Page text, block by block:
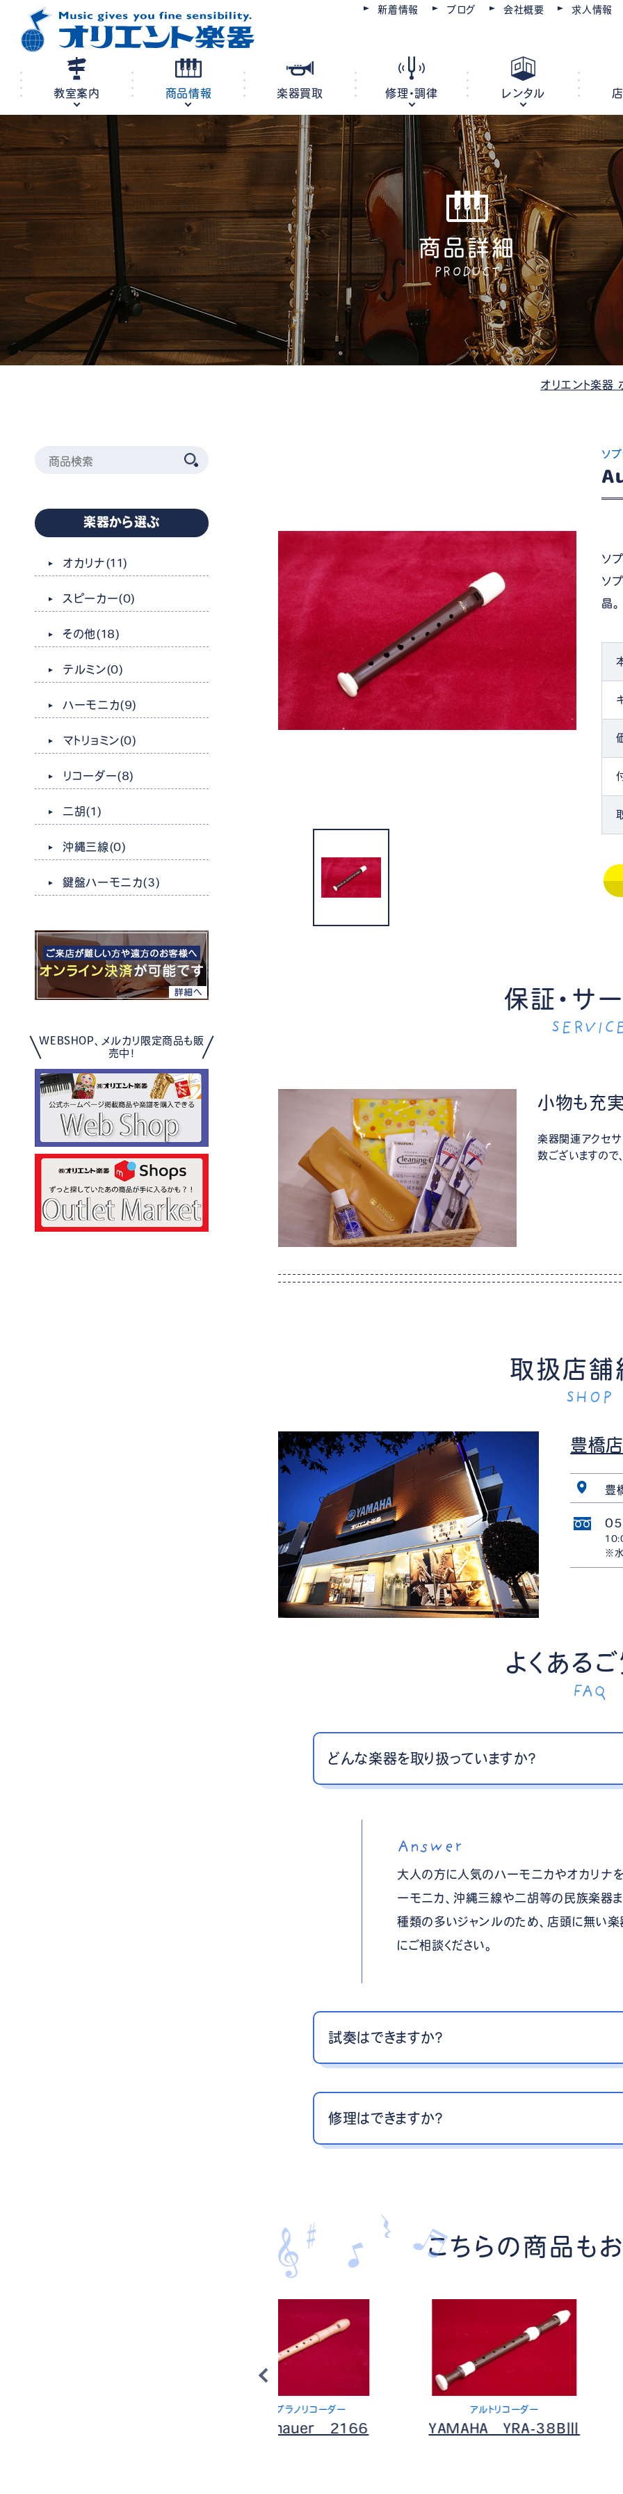
新着情報 ブログ 会社概要 求人情報
教室案内
教室案内
コースを選ぶ レッスン会場
商品情報
商品情報
ピアノ 電子ピアノ
オルガン
キーボード
防音・調音 各種楽器
楽器買取 修理・調律
修理・調律
ピアノ調律・修理 管楽器修理・メンテナンス
レンタル
レンタル
楽器レンタル 教室レンタル
店舗案内
豊橋店
商品詳細
PRODUCT
オリエント楽器
楽器から選ぶ
オカリナ(11)
スピーカー(0)
その他(18)
テルミン(0)
ハーモニカ(9)
マトリョミン(0)
リコーダー(8)
二胡(1)
沖縄三線(0)
鍵盤ハーモニカ(3)
WEBSHOP、メルカリ限定商品も販
売中！
ソ
ソ
ソ
晶。
保証・サ
小物も充
楽器関連アクセサ
数ございますので
取扱店舗
SHOP
豊橋
豊
※水
よくある
FAQ
どんな楽器を取り扱っていますか？
Answer
大人の方に人気のハーモニカやオカリナ
ーモニカ、沖縄三線や二胡等の民族楽器
種類の多いジャンルのため、店頭に無い
にご相談ください。
試奏はできますか？
修理はできますか？
こちらの商品も
YAMAHA YRA-38BⅢ ソプラノリコーダ
YAMAHA